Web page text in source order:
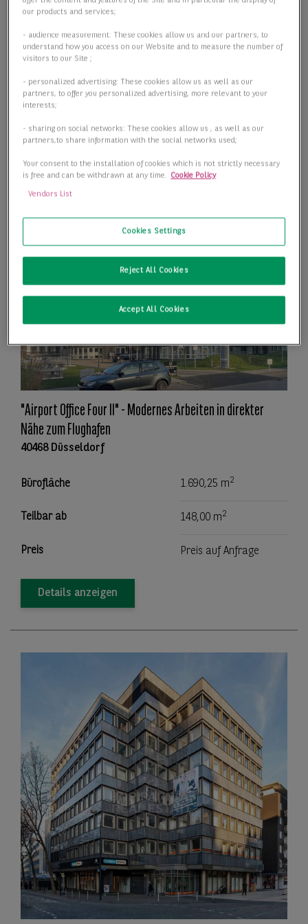
Teilbar ab 2
Preis 22,00 €/m2
Details anzeigen
"Airport Office Four II" - Modernes Arbeiten in direkter
Nähe zum Flughafen
40468 Düsseldorf
Bürofläche 1.690,25 m2
Teilbar ab 148,00 m2
Preis Preis auf Anfrage
Details anzeigen
our products and services;
- audience measurement: These cookies allow us and our partners, to
understand how you access on our Website and to measure the number of
visitors to our Site ;
- personalized advertising: These cookies allow us as well as our
partners, to offer you personalized advertising, more relevant to your
interests;
- sharing on social networks: These cookies allow us , as well as our
partners,to share information with the social networks used;
Your consent to the installation of cookies which is not strictly necessary
is free and can be withdrawn at any time. Cookie Policy
Vendors List
Cookies Settings
Reject All Cookies
Accept All Cookies